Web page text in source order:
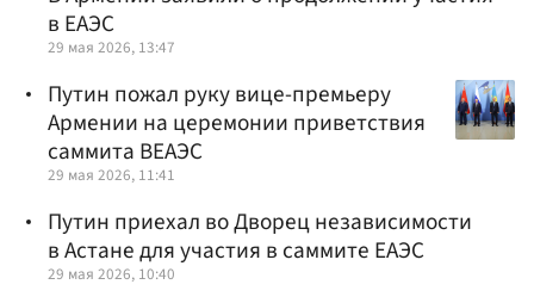
в ЕАЭС
29 мая 2026, 13:47
Путин пожал руку вице-премьеру
Армении на церемонии приветствия
саммита ВЕАЭС
29 мая 2026, 11:41
Путин приехал во Дворец независимости
в Астане для участия в саммите ЕАЭС
29 мая 2026, 10:40